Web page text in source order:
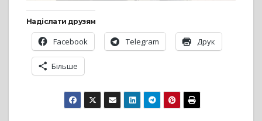
Надіслати друзям
Facebook Telegram Друк
Більше